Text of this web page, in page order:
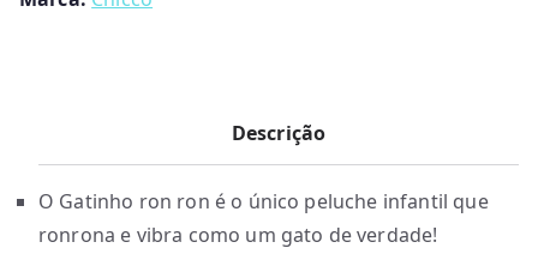
Descrição
O Gatinho ron ron é o único peluche infantil que
ronrona e vibra como um gato de verdade!